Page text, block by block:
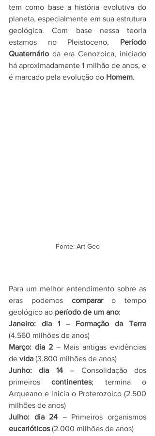
tem como base a história evolutiva do
planeta, especialmente em sua estrutura
geológica. Com base nessa teoria
estamos no Pleistoceno, Período
Quaternário da era Cenozoica, iniciado
há aproximadamente 1 milhão de anos, e
é marcado pela evolução do Homem.
Fonte: Art Geo
Para um melhor entendimento sobre as
eras podemos comparar o tempo
geológico ao período de um ano:
Janeiro: dia 1 – Formação da Terra
(4.560 milhões de anos)
Março: dia 2 – Mais antigas evidências
de vida (3.800 milhões de anos)
Junho: dia 14 – Consolidação dos
primeiros continentes; termina o
Arqueano e inicia o Proterozoico (2.500
milhões de anos)
Julho: dia 24
eucarióticos (2.000 milhões de anos)